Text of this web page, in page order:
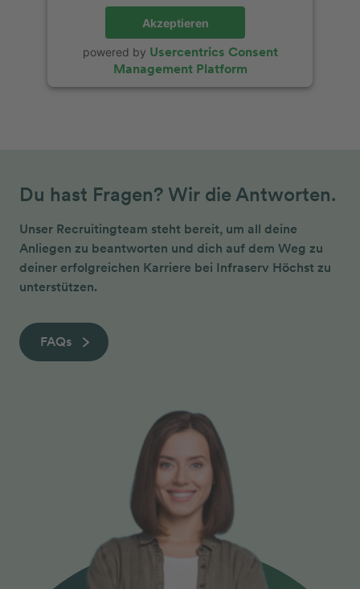
Akzeptieren
powered by Usercentrics Consent
Management Platform
Du hast Fragen? Wir die Antworten.
Unser Recruitingteam steht bereit, um all deine
Anliegen zu beantworten und dich auf dem Weg zu
deiner erfolgreichen Karriere bei Infraserv Höchst zu
unterstützen.
FAQs